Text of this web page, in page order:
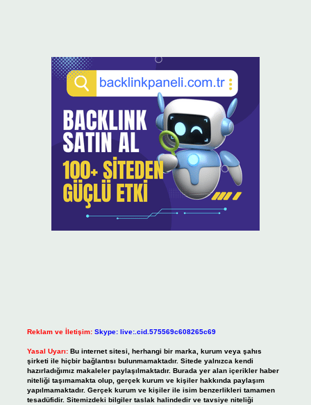
Reklam ve İletişim: Skype: live:.cid.575569c608265c69
Yasal Uyarı: Bu internet sitesi, herhangi bir marka, kurum veya şahıs
şirketi ile hiçbir bağlantısı bulunmamaktadır. Sitede yalnızca kendi
hazırladığımız makaleler paylaşılmaktadır. Burada yer alan içerikler haber
niteliği taşımamakta olup, gerçek kurum ve kişiler hakkında paylaşım
yapılmamaktadır. Gerçek kurum ve kişiler ile isim benzerlikleri tamamen
tesadüfidir. Sitemizdeki bilgiler taslak halindedir ve tavsiye niteliği